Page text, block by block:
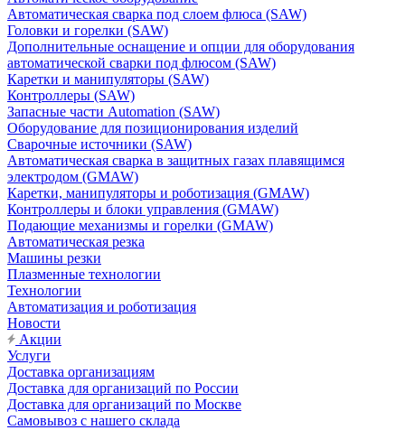
Автоматическая сварка под слоем флюса (SAW)
Головки и горелки (SAW)
Дополнительные оснащение и опции для оборудования
автоматической сварки под флюсом (SAW)
Каретки и манипуляторы (SAW)
Контроллеры (SAW)
Запасные части Automation (SAW)
Оборудование для позиционирования изделий
Сварочные источники (SAW)
Автоматическая сварка в защитных газах плавящимся
электродом (GMAW)
Каретки, манипуляторы и роботизация (GMAW)
Контроллеры и блоки управления (GMAW)
Подающие механизмы и горелки (GMAW)
Автоматическая резка
Машины резки
Плазменные технологии
Технологии
Автоматизация и роботизация
Новости
Акции
Услуги
Доставка организациям
Доставка для организаций по России
Доставка для организаций по Москве
Самовывоз с нашего склада